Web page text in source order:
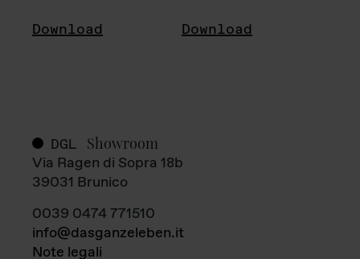
Download Download
DGL Showroom
Via Ragen di Sopra 18b
39031 Brunico
0039 0474 771510
info@dasganzeleben.it
Note legali